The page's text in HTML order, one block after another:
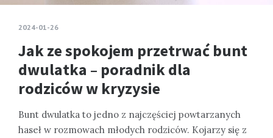
2024-01-26
Jak ze spokojem przetrwać bunt
dwulatka – poradnik dla
rodziców w kryzysie
Bunt dwulatka to jedno z najczęściej powtarzanych
haseł w rozmowach młodych rodziców. Kojarzy się z